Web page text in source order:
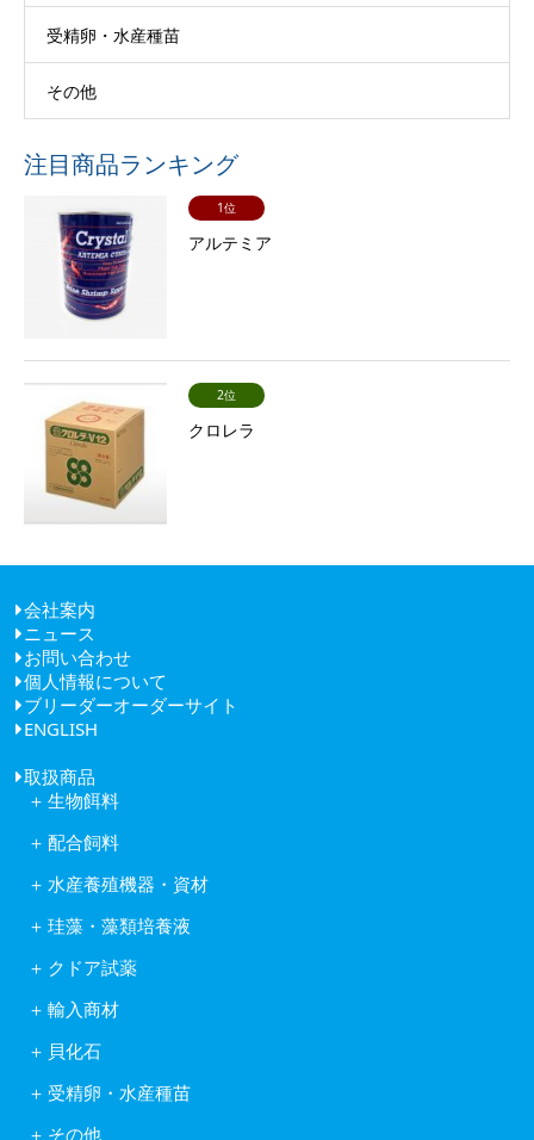
受精卵・水産種苗
その他
注目商品ランキング
1位
アルテミア
2位
クロレラ
会社案内
ごあいさつ
経営理念
健康経営
会社概要
アクセス
ニュース
お問い合わせ
個人情報について
ブリーダーオーダーサイト
ENGLISH
取扱商品
生物餌料
ワムシ
アルテミア
コペポーダ
タマミジンコ休眠卵
配合飼料
株式会社ヒガシマル
フィード・ワン株式会社
林兼産業株式会社
日本農産工業株式会社
中部飼料株式会社
水産養殖機器・資材
岩崎紫外線殺菌システム
水産用酸素ガス発生装置
活魚移送用ポンプピンピンZ型
自動給餌機
オゾン処理システム
ソフテックス
酸素発生器オージネーター601
水底清掃ロボット
珪藻・藻類培養液
藻類培養液KW21
含水ケイ酸ゲルカルチャー
Reed Mariculture社製品
クドア試薬
輸入商材
アルテミア
コペポーダ
Reed Mariculture社製品
貝化石
フィッシュグリーン
リヴァイタルグリーン
受精卵・水産種苗
その他